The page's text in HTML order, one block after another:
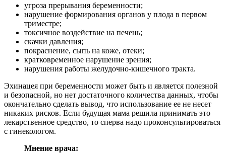
угроза прерывания беременности;
нарушение формирования органов у плода в первом
триместре;
токсичное воздействие на печень;
скачки давления;
покраснение, сыпь на коже, отеки;
кратковременное нарушение зрения;
нарушения работы желудочно-кишечного тракта.
Эхинацея при беременности может быть и является полезной
и безопасной, но нет достаточного количества данных, чтобы
окончательно сделать вывод, что использование ее не несет
никаких рисков. Если будущая мама решила принимать это
лекарственное средство, то сперва надо проконсультироваться
с гинекологом.
Мнение врача: